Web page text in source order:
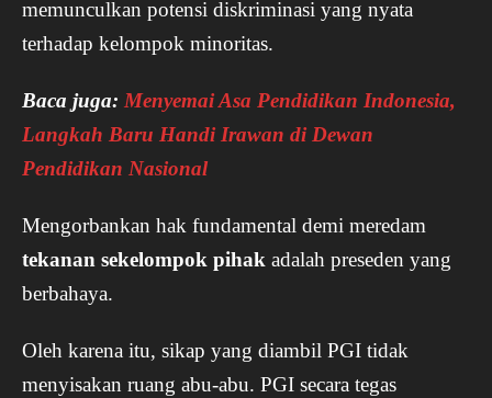
memunculkan potensi diskriminasi yang nyata
terhadap kelompok minoritas.
Baca juga:Menyemai Asa Pendidikan Indonesia,
Langkah Baru Handi Irawan di Dewan
Pendidikan Nasional
Mengorbankan hak fundamental demi meredam
tekanan sekelompok pihak adalah preseden yang
berbahaya.
Oleh karena itu, sikap yang diambil PGI tidak
menyisakan ruang abu-abu. PGI secara tegas